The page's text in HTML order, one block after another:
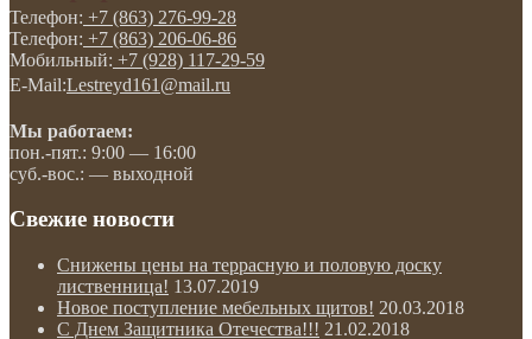
Телефон: +7 (863) 276-99-28
Телефон: +7 (863) 206-06-86
Мобильный: +7 (928) 117-29-59
E-Mail:Lestreyd161@mail.ru
Мы работаем:
пон.-пят.: 9:00 — 16:00
суб.-вос.: — выходной
Свежие новости
Снижены цены на террасную и половую доску
лиственница! 13.07.2019
Новое поступление мебельных щитов! 20.03.2018
С Днем Защитника Отечества!!! 21.02.2018